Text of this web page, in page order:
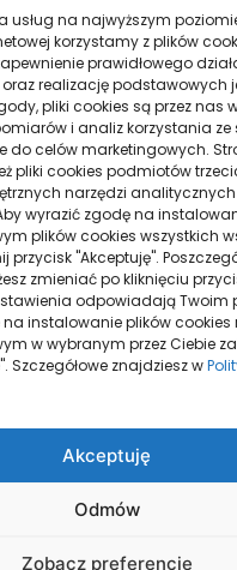
usług na najwyższym
korzystamy z plików
prawidłowego
realizację podstawowych
pliki cookies są przez nas
i analiz korzystania ze
do celów marketingowych.
pliki cookies podmiotów
narzędzi analitycznych
wyrazić zgodę na
plików cookies wszystkich
przycisk "Akceptuję".
zmieniać po kliknięciu
odpowiadają Twoim
instalowanie plików cookies
w wybranym przez Ciebie
Szczegółowe znajdziesz w
Akceptuję
Odmów
Zobacz preferencje
krótkie trasy,
podróży
po remoncie: